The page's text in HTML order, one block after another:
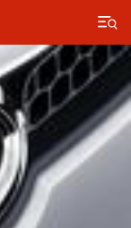
×